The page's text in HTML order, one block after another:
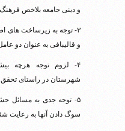
و دینی جامعه بلاخص فرهنگ
۳- توجه به زیرساخت های
و قالیبافی به عنوان دو
۴- لزوم توجه هرچه
شهرستان در راستای تحقق
۵- توجه جدی به مسائل
سوگ دادن آنها به رعایت